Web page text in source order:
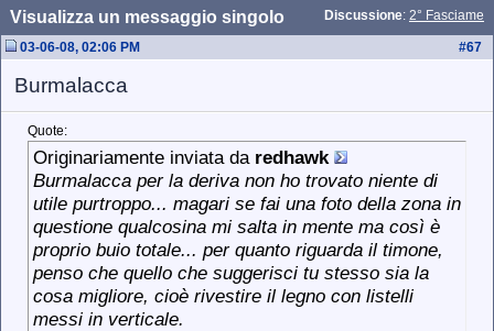
Discussione: 2° Fasciame
Visualizza un messaggio singolo
#67
03-06-08, 02:06 PM
Burmalacca
Quote:
Originariamente inviata da redhawk
Burmalacca per la deriva non ho trovato niente di
utile purtroppo... magari se fai una foto della zona in
questione qualcosina mi salta in mente ma così è
proprio buio totale... per quanto riguarda il timone,
penso che quello che suggerisci tu stesso sia la
cosa migliore, cioè rivestire il legno con listelli
messi in verticale.